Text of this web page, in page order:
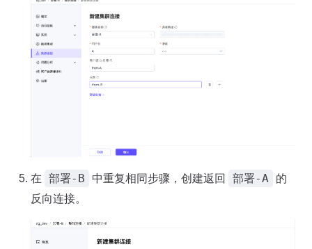
在 部署-B 中重复相同步骤，创建返回 部署-A 的
反向连接。